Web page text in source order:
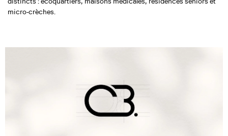
micro-crèches.